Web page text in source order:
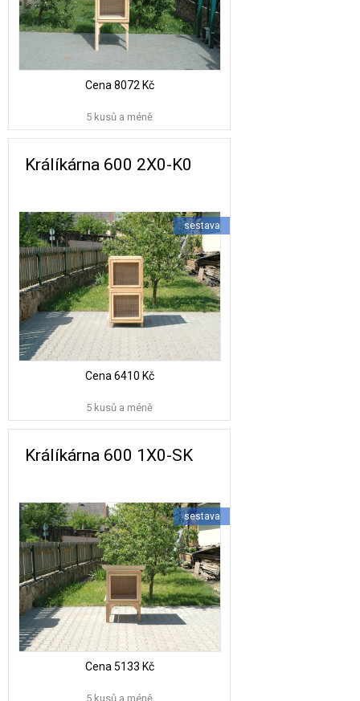
Cena 8072 Kč
5 kusů a méně
Králíkárna 600 2X0-K0
sestava
Cena 6410 Kč
5 kusů a méně
Králíkárna 600 1X0-SK
sestava
Cena 5133 Kč
5 kusů a méně